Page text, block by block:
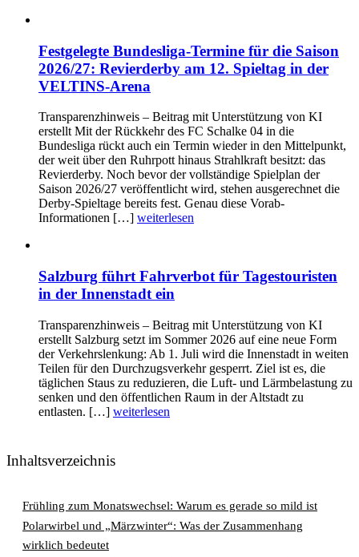
Festgelegte Bundesliga-Termine für die Saison
2026/27: Revierderby am 12. Spieltag in der
VELTINS-Arena
Transparenzhinweis – Beitrag mit Unterstützung von KI
erstellt Mit der Rückkehr des FC Schalke 04 in die
Bundesliga rückt auch ein Termin wieder in den Mittelpunkt,
der weit über den Ruhrpott hinaus Strahlkraft besitzt: das
Revierderby. Noch bevor der vollständige Spielplan der
Saison 2026/27 veröffentlicht wird, stehen ausgerechnet die
Derby-Spieltage bereits fest. Genau diese Vorab-
Informationen […] weiterlesen
Salzburg führt Fahrverbot für Tagestouristen
in der Innenstadt ein
Transparenzhinweis – Beitrag mit Unterstützung von KI
erstellt Salzburg setzt im Sommer 2026 auf eine neue Form
der Verkehrslenkung: Ab 1. Juli wird die Innenstadt in weiten
Teilen für den Durchzugsverkehr gesperrt. Ziel ist es, die
täglichen Staus zu reduzieren, die Luft- und Lärmbelastung zu
senken und den öffentlichen Raum in der Altstadt zu
entlasten. […] weiterlesen
Inhaltsverzeichnis
Frühling zum Monatswechsel: Warum es gerade so mild ist
Polarwirbel und „Märzwinter“: Was der Zusammenhang
wirklich bedeutet